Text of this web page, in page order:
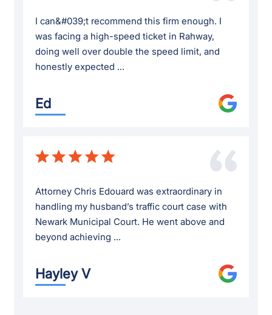
I can&#039;t recommend this firm enough. I
was facing a high-speed ticket in Rahway,
doing well over double the speed limit, and
honestly expected ...
Ed
Attorney Chris Edouard was extraordinary in
handling my husband’s traffic court case with
Newark Municipal Court. He went above and
beyond achieving ...
Hayley V